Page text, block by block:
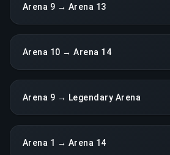
Arena 9 → Arena 13
Arena 10 → Arena 14
Arena 9 → Legendary Arena
Arena 1 → Arena 14